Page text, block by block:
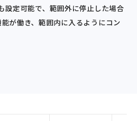
設定可能で、範囲外に停止した場合
が働き、範囲内に入るようにコン